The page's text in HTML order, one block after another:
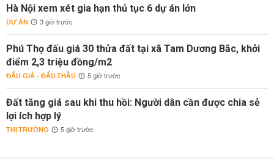
Hà Nội xem xét gia hạn thủ tục 6 dự án lớn
DỰ ÁN 3 giờ trước
Phú Thọ đấu giá 30 thửa đất tại xã Tam Dương Bắc, khởi
điểm 2,3 triệu đồng/m2
ĐẤU GIÁ - ĐẤU THẦU 5 giờ trước
Đất tăng giá sau khi thu hồi: Người dân cần được chia sẻ
lợi ích hợp lý
THỊ TRƯỜNG 5 giờ trước